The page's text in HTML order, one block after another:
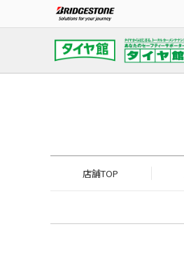
店舗TOP